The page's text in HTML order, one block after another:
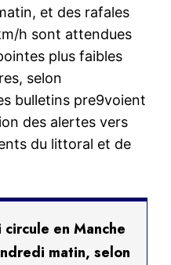
et des rafales
h sont attendues
plus faibles
selon
bulletins pre9voient
des alertes vers
du littoral et de
en Manche
matin, selon